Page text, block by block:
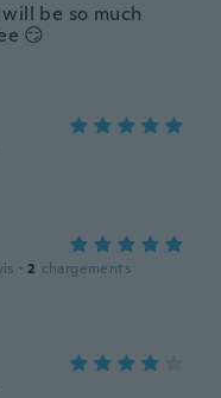
be so much
😏
· 2 chargements